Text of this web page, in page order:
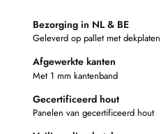
Bezorging in NL & BE
Geleverd op pallet met dekplaten
Afgewerkte kanten
Met 1 mm kantenband
Gecertificeerd hout
Panelen van gecertificeerd hout